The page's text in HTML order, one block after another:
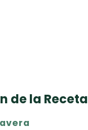
de la Receta